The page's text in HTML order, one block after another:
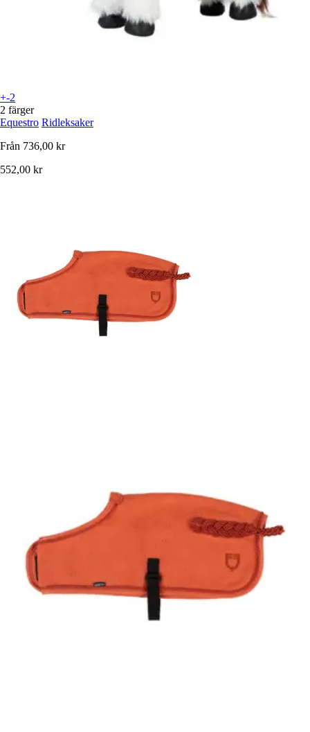
+-2
2 färger
Equestro Ridleksaker
Från 736,00 kr
552,00 kr